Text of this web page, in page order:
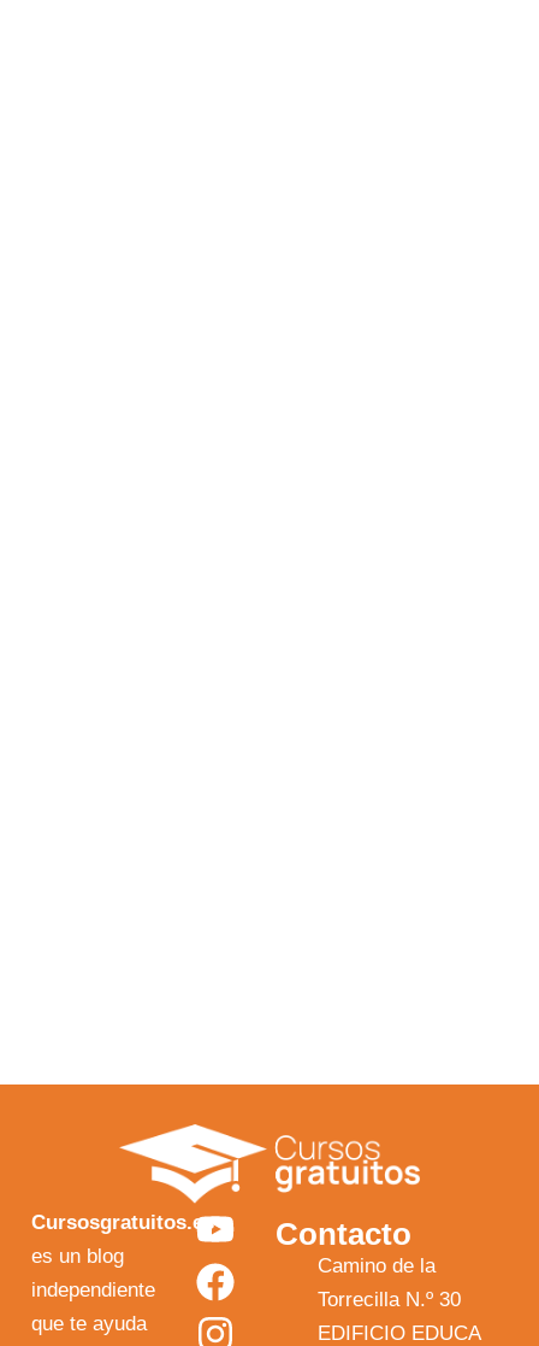
Cursosgratuitos.es
es un blog
independiente
que te ayuda
Y
o
u
F
a
c
I
n
s
X
-
t
Contacto
Camino de la
Torrecilla N.º 30
EDIFICIO EDUCA